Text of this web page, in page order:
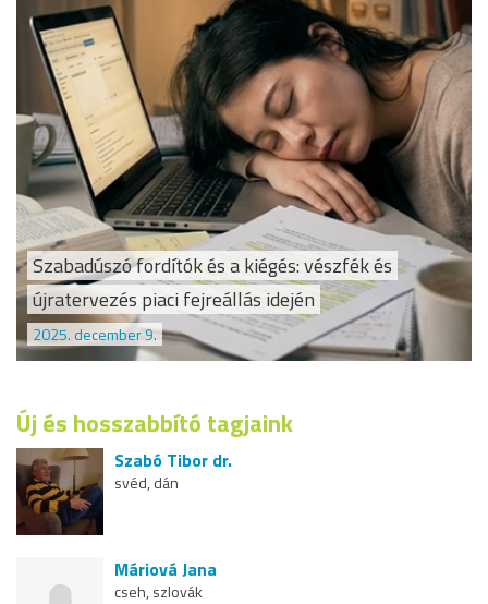
Szabadúszó fordítók és a kiégés: vészfék és
újratervezés piaci fejreállás idején
2025. december 9.
Új és hosszabbító tagjaink
Szabó Tibor dr.
svéd, dán
Máriová Jana
cseh, szlovák